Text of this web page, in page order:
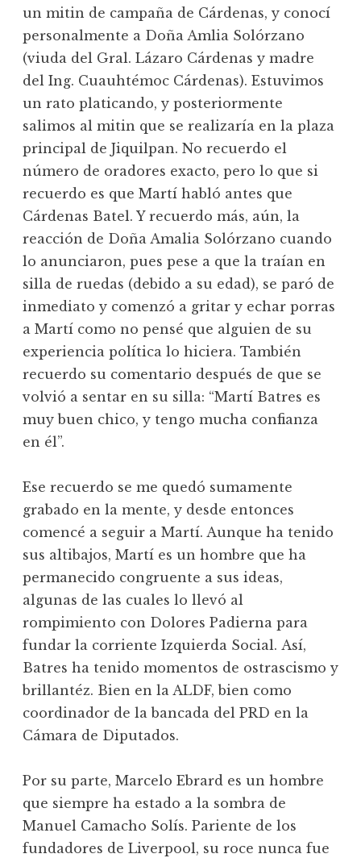
un mitin de campaña de Cárdenas, y conocí
personalmente a Doña Amlia Solórzano
(viuda del Gral. Lázaro Cárdenas y madre
del Ing. Cuauhtémoc Cárdenas). Estuvimos
un rato platicando, y posteriormente
salimos al mitin que se realizaría en la plaza
principal de Jiquilpan. No recuerdo el
número de oradores exacto, pero lo que si
recuerdo es que Martí habló antes que
Cárdenas Batel. Y recuerdo más, aún, la
reacción de Doña Amalia Solórzano cuando
lo anunciaron, pues pese a que la traían en
silla de ruedas (debido a su edad), se paró de
inmediato y comenzó a gritar y echar porras
a Martí como no pensé que alguien de su
experiencia política lo hiciera. También
recuerdo su comentario después de que se
volvió a sentar en su silla: “Martí Batres es
muy buen chico, y tengo mucha confianza
en él”.
Ese recuerdo se me quedó sumamente
grabado en la mente, y desde entonces
comencé a seguir a Martí. Aunque ha tenido
sus altibajos, Martí es un hombre que ha
permanecido congruente a sus ideas,
algunas de las cuales lo llevó al
rompimiento con Dolores Padierna para
fundar la corriente Izquierda Social. Así,
Batres ha tenido momentos de ostrascismo y
brillantéz. Bien en la ALDF, bien como
coordinador de la bancada del PRD en la
Cámara de Diputados.
Por su parte, Marcelo Ebrard es un hombre
que siempre ha estado a la sombra de
Manuel Camacho Solís. Pariente de los
fundadores de Liverpool, su roce nunca fue